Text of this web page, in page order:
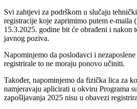
Svi zahtjevi za podrškom u slučaju
registracije koje zaprimimo putem e-maila
15.3.2025. godine bit će obrađeni i nakon
javnog poziva.
Napominjemo da poslodavci i
registrirale to ne moraju ponovo učiniti.
Također, napominjemo da fizička lica za
namjeravaju aplicirati u okviru Programa
zapošljavanja 2025 nisu u obavezi